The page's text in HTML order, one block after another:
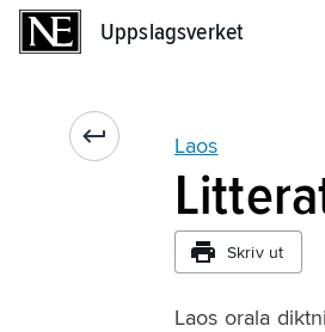
Uppslagsverket
Laos
Skriv ut
Laos orala